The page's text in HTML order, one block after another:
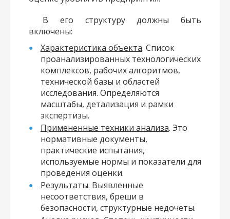
В его структуру должны быть
включены:
Характеристика объекта. Список
проанализированных технологических
комплексов, рабочих алгоритмов,
технической базы и областей
исследования. Определяются
масштабы, детализация и рамки
экспертизы.
Примененные техники анализа. Это
нормативные документы,
практические испытания,
используемые нормы и показатели для
проведения оценки.
Результаты. Выявленные
несоответствия, бреши в
безопасности, структурные недочеты.